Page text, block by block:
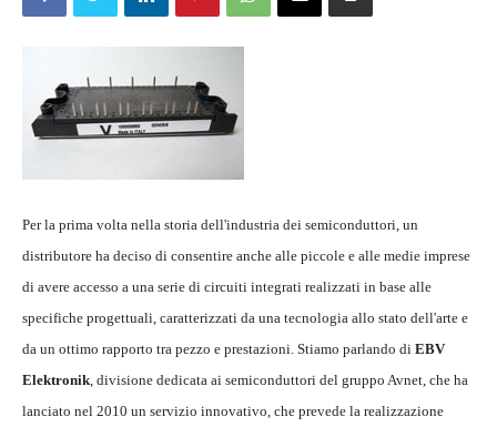
Per la prima volta nella storia dell'industria dei semiconduttori, un
distributore ha deciso di consentire anche alle piccole e alle medie imprese
di avere accesso a una serie di circuiti integrati realizzati in base alle
specifiche progettuali, caratterizzati da una tecnologia allo stato dell'arte e
da un ottimo rapporto tra pezzo e prestazioni. Stiamo parlando di EBV
Elektronik, divisione dedicata ai semiconduttori del gruppo Avnet, che ha
lanciato nel 2010 un servizio innovativo, che prevede la realizzazione